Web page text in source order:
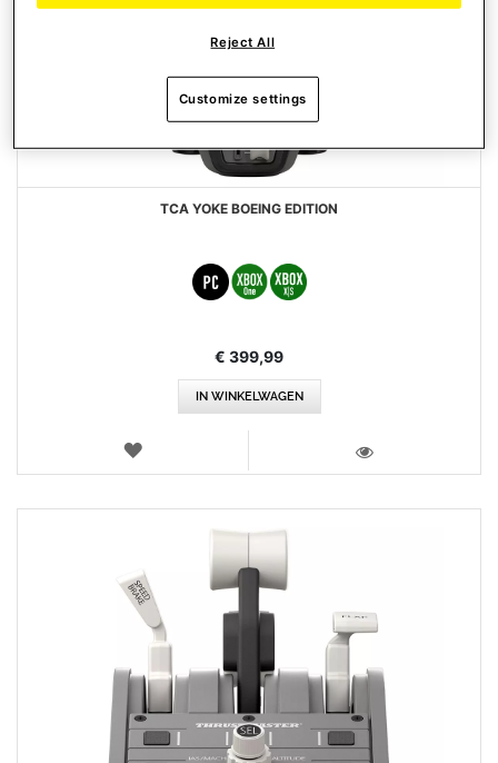
TCA YOKE BOEING EDITION
€ 399,99
IN WINKELWAGEN
VERLANGLIJST
Reject All
Customize settings